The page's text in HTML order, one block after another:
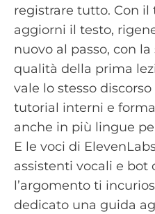
registrare tutto. Con il
aggiorni il testo,
nuovo al passo, con la
qualità della prima
vale lo stesso
tutorial interni e
anche in più lingue
E le voci di
assistenti vocali e bot
l’argomento ti
dedicato una guida